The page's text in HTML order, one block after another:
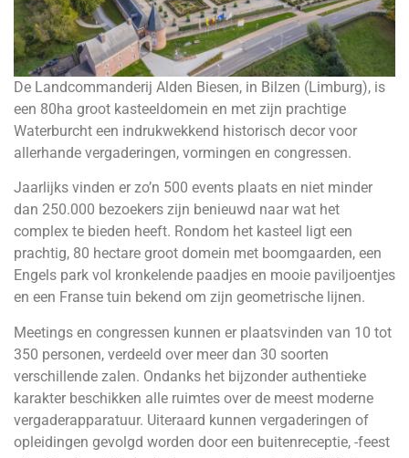
De Landcommanderij Alden Biesen, in Bilzen (Limburg), is
een 80ha groot kasteeldomein en met zijn prachtige
Waterburcht een indrukwekkend historisch decor voor
allerhande vergaderingen, vormingen en congressen.
Jaarlijks vinden er zo’n 500 events plaats en niet minder
dan 250.000 bezoekers zijn benieuwd naar wat het
complex te bieden heeft. Rondom het kasteel ligt een
prachtig, 80 hectare groot domein met boomgaarden, een
Engels park vol kronkelende paadjes en mooie paviljoentjes
en een Franse tuin bekend om zijn geometrische lijnen.
Meetings en congressen kunnen er plaatsvinden van 10 tot
350 personen, verdeeld over meer dan 30 soorten
verschillende zalen. Ondanks het bijzonder authentieke
karakter beschikken alle ruimtes over de meest moderne
vergaderapparatuur. Uiteraard kunnen vergaderingen of
opleidingen gevolgd worden door een buitenreceptie, -feest